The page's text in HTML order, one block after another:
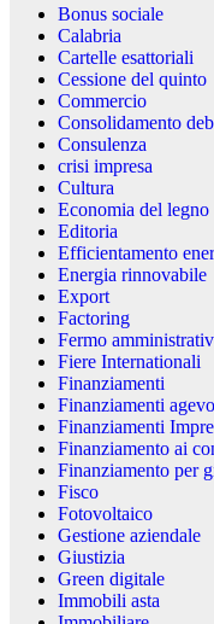
Bonus sociale
Calabria
Cartelle esattoriali
Cessione del quinto
Commercio
Consolidamento
Consulenza
crisi impresa
Cultura
Economia del legno
Editoria
Efficientamento
Energia rinnovabile
Export
Factoring
Fermo
Fiere Internationali
Finanziamenti
Finanziamenti
Finanziamenti
Finanziamento ai
Finanziamento per
Fisco
Fotovoltaico
Gestione aziendale
Giustizia
Green digitale
Immobili asta